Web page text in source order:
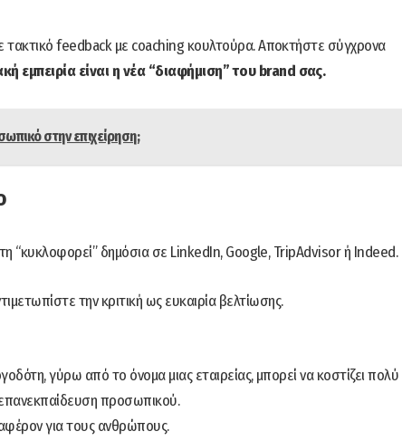
τακτικό feedback με coaching κουλτούρα. Αποκτήστε σύγχρονα
εμπειρία είναι η νέα “διαφήμιση” του brand σας.
στην επιχείρηση;
“κυκλοφορεί” δημόσια σε LinkedIn, Google, TripAdvisor ή Indeed.
την κριτική ως ευκαιρία βελτίωσης.
γύρω από το όνομα μιας εταιρείας, μπορεί να κοστίζει πολύ
επανεκπαίδευση προσωπικού.
για τους ανθρώπους.